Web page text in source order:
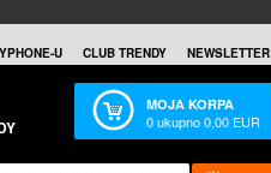
U CLUB TRENDY NEWSLETTER
MOJA KORPA
0ukupno0,00 EUR